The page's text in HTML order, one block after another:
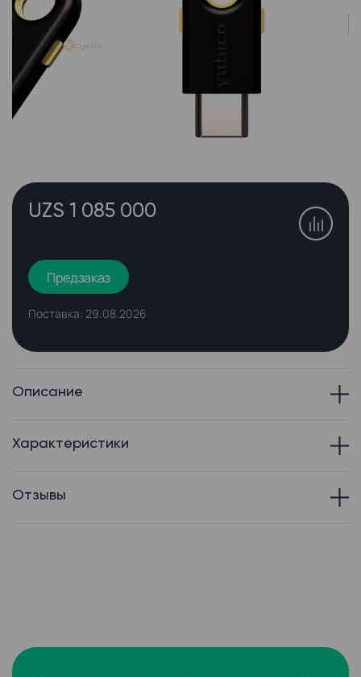
Описание
Характеристики
Отзывы
UZS 1 085 000
Предзаказ
Поставка: 29.08.2026